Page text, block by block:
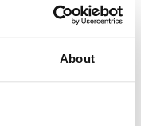
About
con 53 gestoras